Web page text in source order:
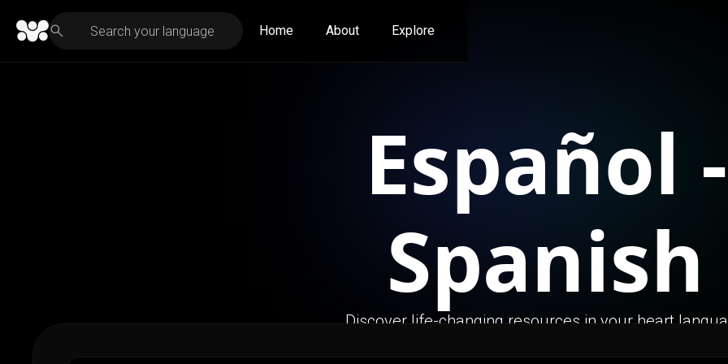
Home About Explore
Español -
Spanish
Discover life-changing resources in your heart